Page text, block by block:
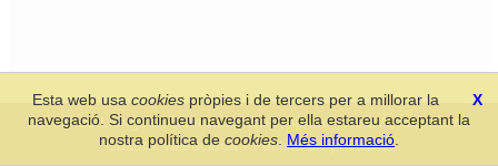
Secció de Llengua i Lliteratura Valencianes-Real Acadèmia de
Cultura Valenciana-Política de privacitat
X
Esta web usacookies pròpies i de tercers per a millorar la
navegació. Si continueu navegant per ella estareu acceptant la
nostra política de cookies Més informació